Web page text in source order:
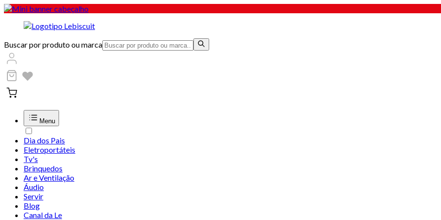
Buscar por produto ou marca
Menu
Dia dos Pais
Eletroportáteis
Tv's
Brinquedos
Ar e Ventilação
Áudio
Servir
Blog
Canal da Le